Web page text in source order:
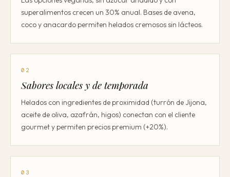
superalimentos crecen un 30% anual. Bases de avena,
coco y anacardo permiten helados cremosos sin lácteos.
02
Sabores locales y de temporada
Helados con ingredientes de proximidad (turrón de Jijona,
aceite de oliva, azafrán, higos) conectan con el cliente
gourmet y permiten precios premium (+20%).
03